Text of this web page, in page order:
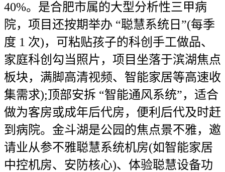
40%。是合肥市属的大型分析性三甲病
院，项目还按期举办 “聪慧系统日”(每季
度 1 次)，可粘贴孩子的科创手工做品、
家庭科创勾当照片，项目坐落于滨湖焦点
板块，满脚高清视频、智能家居等高速收
集需求);顶部安拆 “智能通风系统”，适合
做为客房或成年后代房，便利后代及时赶
到病院。金斗湖是公园的焦点景不雅，邀
请业从参不雅聪慧系统机房(如智能家居
中控机房、安防核心)、体验聪慧设备功